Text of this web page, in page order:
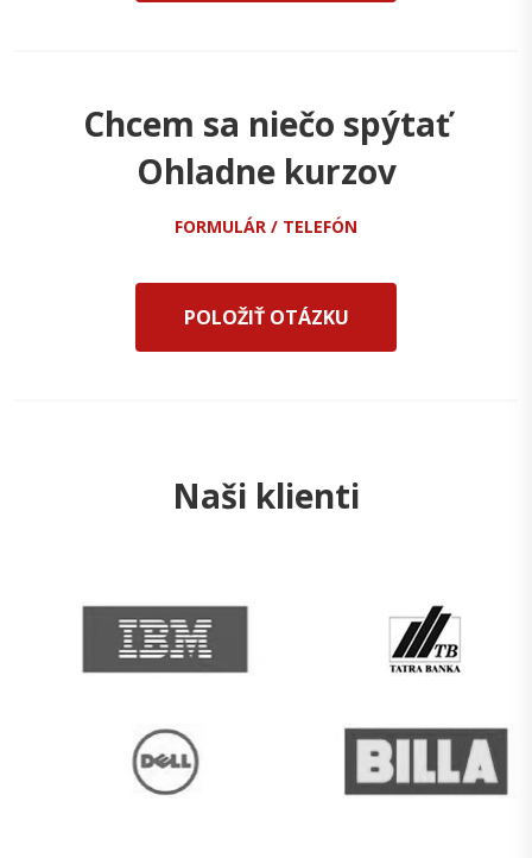
Chcem sa niečo spýtať
Ohladne kurzov
FORMULÁR / TELEFÓN
POLOŽIŤ OTÁZKU
Naši klienti